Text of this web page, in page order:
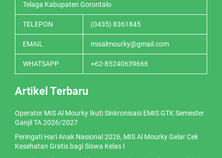
Telaga Kabupaten Gorontalo
TELEPON (0435) 8361845
EMAIL misalmourky@gmail.com
WHATSAPP +62-85240639666
Artikel Terbaru
Operator MIS Al Mourky Ikuti Sinkronisasi EMIS GTK Semester
Ganjil TA 2026/2027
Peringati Hari Anak Nasional 2026, MIS Al Mourky Gelar Cek
Kesehatan Gratis bagi Siswa Kelas I